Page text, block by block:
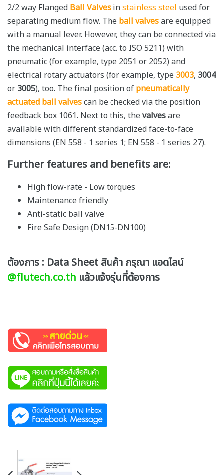
2/2 way Flanged Ball Valves instainless steel used for
separating medium flow. The ball valvesare equipped
with a manual lever. However, they can be connected via
the mechanical interface (acc. to ISO 5211) with
pneumatic (for example, type 2051 or 2052) and
electrical rotary actuators (for example, type 3003, 3004
or 3005), too. The final position of pneumatically
actuated ball valvescan be checked via the position
feedback box 1061. Next to this, thevalvesare
available with different standardized face-to-face
dimensions (EN 558 - 1 series 1; EN 558 - 1 series 27).
Further features and benefits are:
High flow-rate - Low torques
Maintenance friendly
Anti-static ball valve
Fire Safe Design (DN15-DN100)
ต้องการ : Data Sheet สินค้า กรุณา แอดไลน์
@flutech.co.th แล้วแจ้งรุ่นที่ต้องการ